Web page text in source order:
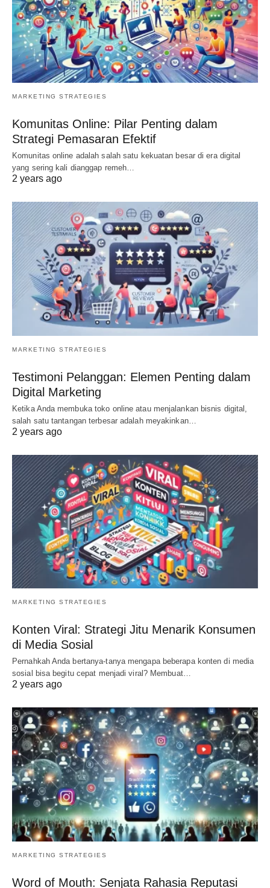
MARKETING STRATEGIES
Komunitas Online: Pilar Penting dalam
Strategi Pemasaran Efektif
Komunitas online adalah salah satu kekuatan besar di era digital
yang sering kali dianggap remeh…
2 years ago
MARKETING STRATEGIES
Testimoni Pelanggan: Elemen Penting dalam
Digital Marketing
Ketika Anda membuka toko online atau menjalankan bisnis digital,
salah satu tantangan terbesar adalah meyakinkan…
2 years ago
MARKETING STRATEGIES
Konten Viral: Strategi Jitu Menarik Konsumen
di Media Sosial
Pernahkah Anda bertanya-tanya mengapa beberapa konten di media
sosial bisa begitu cepat menjadi viral? Membuat…
2 years ago
MARKETING STRATEGIES
Word of Mouth: Senjata Rahasia Reputasi